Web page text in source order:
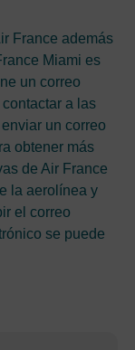
France además
Miami es
un correo
a las
un correo
obtener más
de Air France
la aerolínea y
el correo
se puede